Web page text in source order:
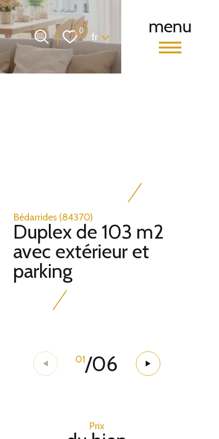
menu
0 Langue
fr
Bédarrides (84370)
Duplex de 103 m2
avec extérieur et
parking
01/06
Prix